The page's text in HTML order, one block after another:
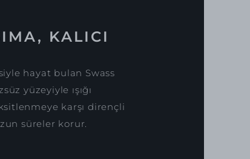
KALICI
hayat bulan Swass
yüzeyiyle ışığı
karşı dirençli
süreler korur.